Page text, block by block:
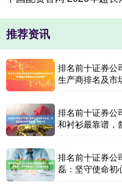
推荐资讯
排名前十证券公
生产商排名及市
排名前十证券公
和衬衫最靠谱，
排名前十证券公
磊：坚守使命初